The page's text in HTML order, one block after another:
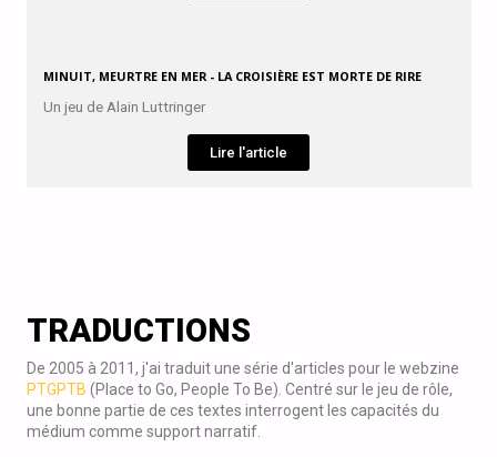
MINUIT, MEURTRE EN MER - LA CROISIÈRE EST MORTE DE RIRE
Un jeu de Alain Luttringer
Lire l'article
TRADUCTIONS
De 2005 à 2011, j'ai traduit une série d'articles pour le webzine
PTGPTB (Place to Go, People To Be). Centré sur le jeu de rôle,
une bonne partie de ces textes interrogent les capacités du
médium comme support narratif.